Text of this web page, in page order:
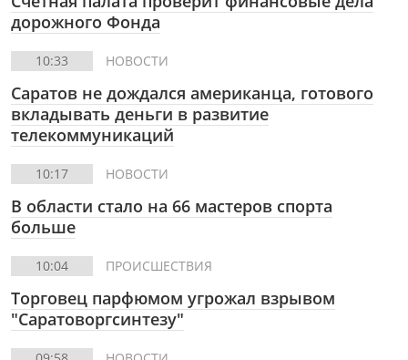
дорожного Фонда
10:33 НОВОСТИ
Саратов не дождался американца, готового
вкладывать деньги в развитие
телекоммуникаций
10:17 НОВОСТИ
В области стало на 66 мастеров спорта
больше
10:04 ПРОИСШЕСТВИЯ
Торговец парфюмом угрожал взрывом
"Саратоворгсинтезу"